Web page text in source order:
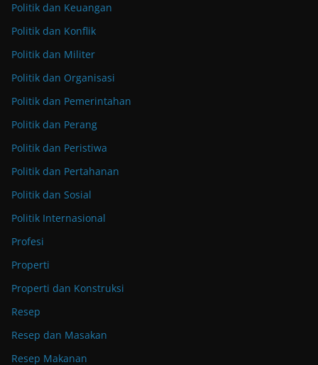
Politik dan Keuangan
Politik dan Konflik
Politik dan Militer
Politik dan Organisasi
Politik dan Pemerintahan
Politik dan Perang
Politik dan Peristiwa
Politik dan Pertahanan
Politik dan Sosial
Politik Internasional
Profesi
Properti
Properti dan Konstruksi
Resep
Resep dan Masakan
Resep Makanan